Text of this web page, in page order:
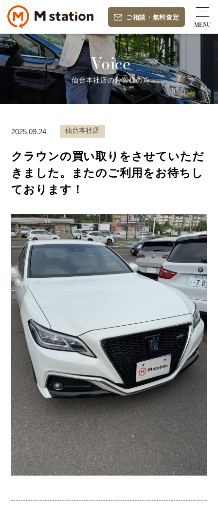
ご相談 ・ 無料査定
Voice
仙台本社店のお客様の声
2025.09.24 仙台本社店
クラウンの買い取りをさせていただ
きました。またのご利用をお待ちし
ております！